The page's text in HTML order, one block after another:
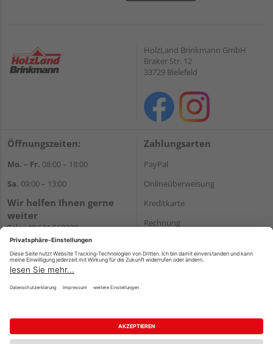
HolzLand Brinkmann GmbH
Braker Str. 12
33729 Bielefeld
Öffnungszeiten:
Mo. – Fr. 08:00 – 18:00
Sa. 09:00 – 13:00
Wir helfen Ihnen gerne
weiter
Tel.:+49 521 560320
E-Mail:shop@holzland-
brinkmann.de
Zahlungsarten
PayPal
Onlineüberweisung
Kreditkarte
Rechnung
Versand
Impressum AGB Widerruf
Datenschutz
Reservierungsbedingungen
Vertrag widerrufen